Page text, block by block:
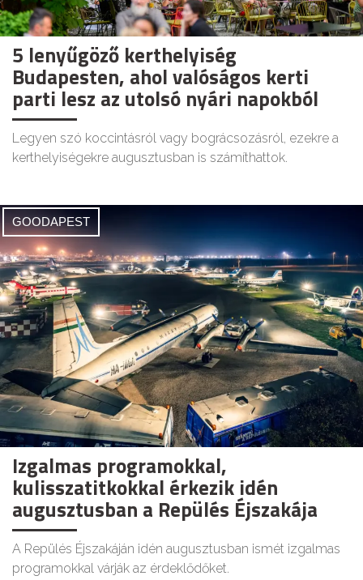
5 lenyűgöző kerthelyiség
Budapesten, ahol valóságos kerti
parti lesz az utolsó nyári napokból
Legyen szó koccintásról vagy bográcsozásról, ezekre a
kerthelyiségekre augusztusban is számíthattok.
GOODAPEST
Izgalmas programokkal,
kulisszatitkokkal érkezik idén
augusztusban a Repülés Éjszakája
A Repülés Éjszakáján idén augusztusban ismét izgalmas
programokkal várják az érdeklődőket.